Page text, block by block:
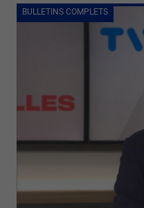
BULLETINS COMPLETS